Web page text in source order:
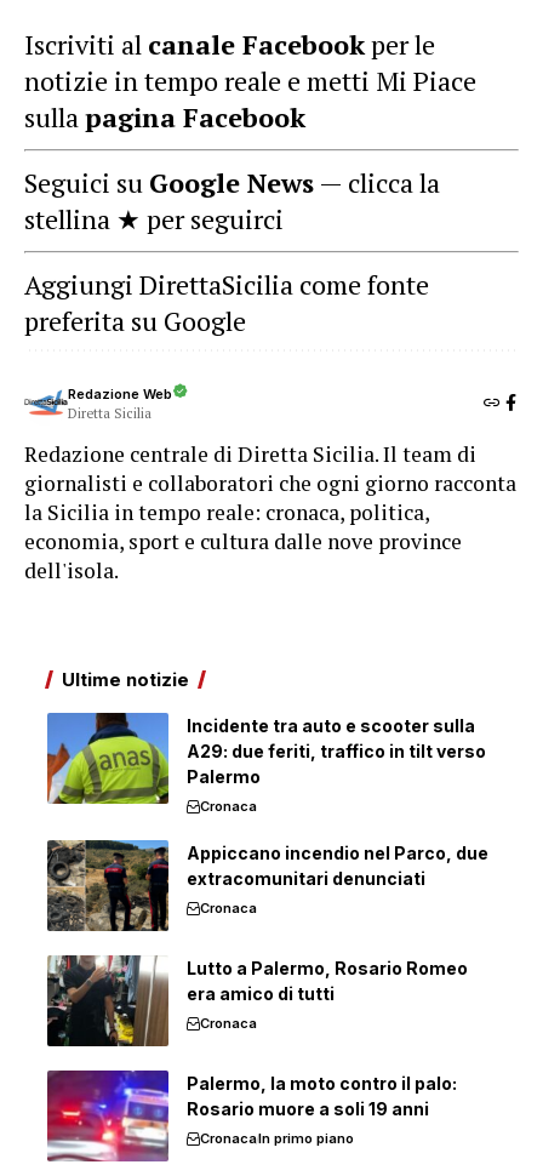
Iscriviti al canale Facebookper le
notizie in tempo reale e metti Mi Piace
sullapagina Facebook
Seguici su Google News — clicca la
stellina ★ per seguirci
Aggiungi DirettaSicilia come fonte
preferita su Google
Redazione Web
Diretta Sicilia
Redazione centrale di Diretta Sicilia. Il team di
giornalisti e collaboratori che ogni giorno racconta
la Sicilia in tempo reale: cronaca, politica,
economia, sport e cultura dalle nove province
dell'isola.
Ultime notizie
Incidente tra auto e scooter sulla
A29: due feriti, traffico in tilt verso
Palermo
Cronaca
Appiccano incendio nel Parco, due
extracomunitari denunciati
Cronaca
Lutto a Palermo, Rosario Romeo
era amico di tutti
Cronaca
Palermo, la moto contro il palo:
Rosario muore a soli 19 anni
CronacaIn primo piano